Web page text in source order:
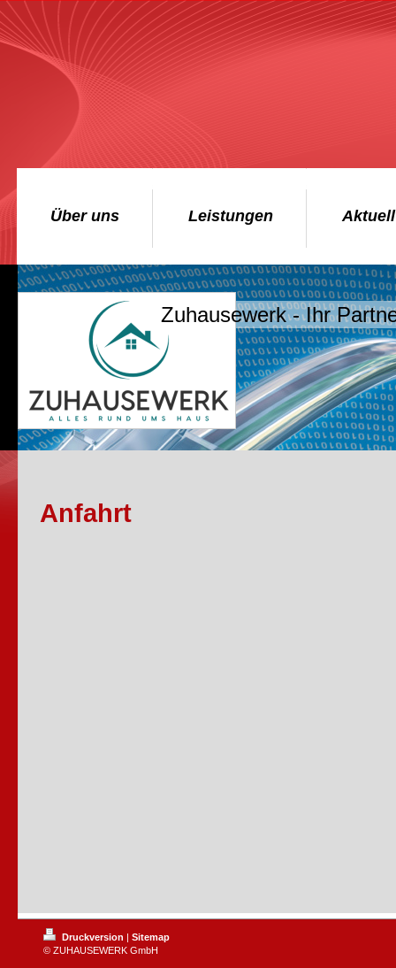
Über uns Leistungen Aktuell
Zuhausewerk - Ihr
Anfahrt
Druckversion | Sitemap
© ZUHAUSEWERK GmbH